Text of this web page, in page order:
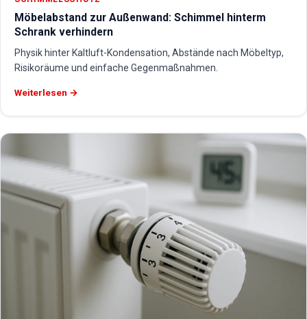
Möbelabstand zur Außenwand: Schimmel hinterm
Schrank verhindern
Physik hinter Kaltluft-Kondensation, Abstände nach Möbeltyp,
Risikoräume und einfache Gegenmaßnahmen.
Weiterlesen →